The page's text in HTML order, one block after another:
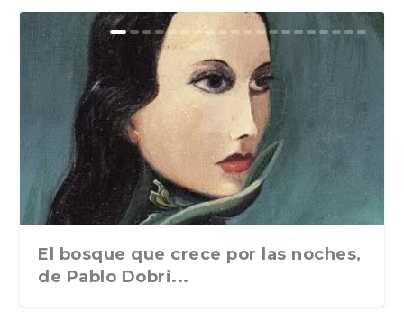
El bosque que crece por las noches,
de Pablo Dobri...